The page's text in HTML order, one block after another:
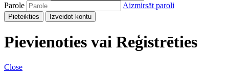
Parole
Aizmirsāt paroli
Pieteikties Izveidot kontu
Pievienoties vai Reģistrēties
Close